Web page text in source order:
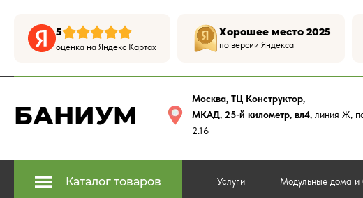
5
оценка на Яндекс Картах
Хорошее место 2025
по версии Яндекса
БАНИУМ
Москва, ТЦ Конструктор,
МКАД, 25-й километр, вл4, линия Ж,
2.16
Каталог товаров Услуги Модульные дома